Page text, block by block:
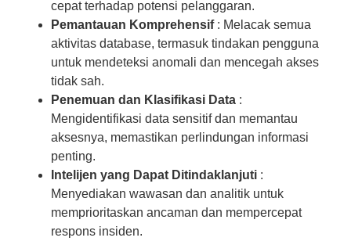
cepat terhadap potensi pelanggaran.
Pemantauan Komprehensif : Melacak semua
aktivitas database, termasuk tindakan pengguna
untuk mendeteksi anomali dan mencegah akses
tidak sah.
Penemuan dan Klasifikasi Data :
Mengidentifikasi data sensitif dan memantau
aksesnya, memastikan perlindungan informasi
penting.
Intelijen yang Dapat Ditindaklanjuti :
Menyediakan wawasan dan analitik untuk
memprioritaskan ancaman dan mempercepat
respons insiden.